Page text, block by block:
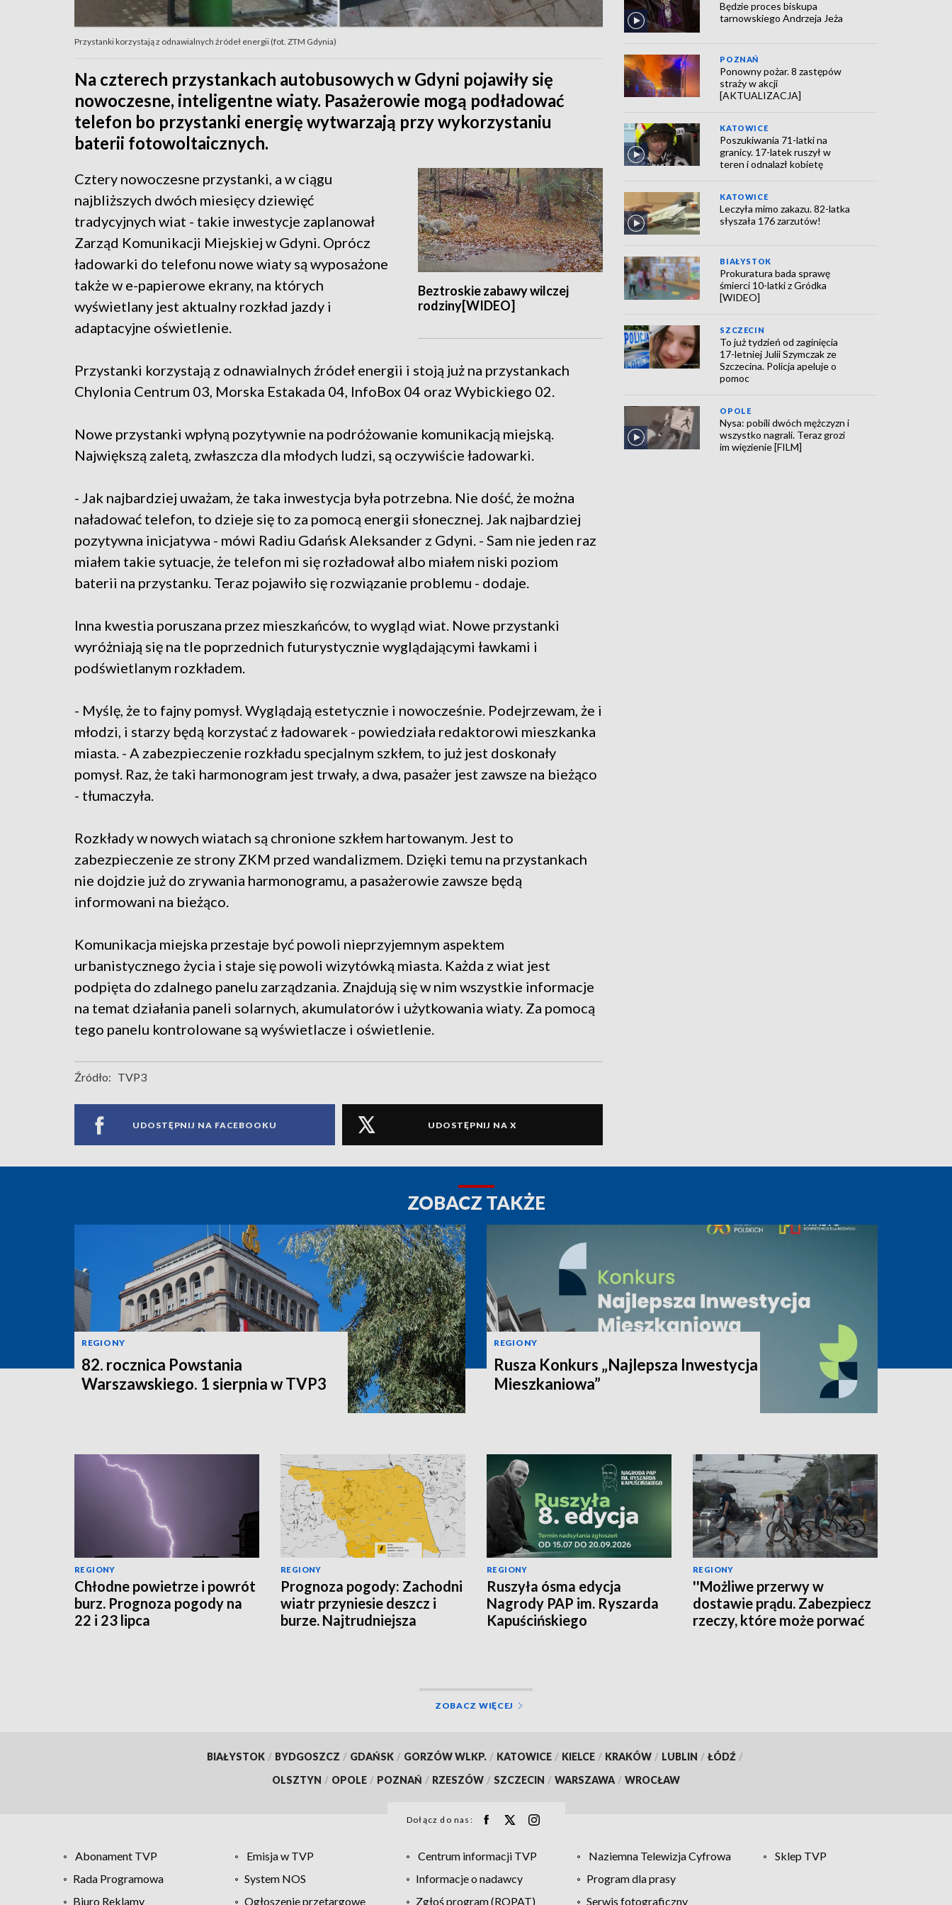
Przystanki korzystają z odnawialnych źródeł energii (fot. ZTM Gdynia)
Na czterech przystankach autobusowych w Gdyni pojawiły się
nowoczesne, inteligentne wiaty. Pasażerowie mogą podładować
telefon bo przystanki energię wytwarzają przy wykorzystaniu
baterii fotowoltaicznych.
Beztroskie zabawy wilczej
rodziny[WIDEO]
Cztery nowoczesne przystanki, a w ciągu
najbliższych dwóch miesięcy dziewięć
tradycyjnych wiat - takie inwestycje zaplanował
Zarząd Komunikacji Miejskiej w Gdyni. Oprócz
ładowarki do telefonu nowe wiaty są wyposażone
także w e-papierowe ekrany, na których
wyświetlany jest aktualny rozkład jazdy i
adaptacyjne oświetlenie.
Przystanki korzystają z odnawialnych źródeł energii i stoją już na przystankach
Chylonia Centrum 03, Morska Estakada 04, InfoBox 04 oraz Wybickiego 02.
Nowe przystanki wpłyną pozytywnie na podróżowanie komunikacją miejską.
Największą zaletą, zwłaszcza dla młodych ludzi, są oczywiście ładowarki.
- Jak najbardziej uważam, że taka inwestycja była potrzebna. Nie dość, że można
naładować telefon, to dzieje się to za pomocą energii słonecznej. Jak najbardziej
pozytywna inicjatywa - mówi Radiu Gdańsk Aleksander z Gdyni. - Sam nie jeden raz
miałem takie sytuacje, że telefon mi się rozładował albo miałem niski poziom
baterii na przystanku. Teraz pojawiło się rozwiązanie problemu - dodaje.
Inna kwestia poruszana przez mieszkańców, to wygląd wiat. Nowe przystanki
wyróżniają się na tle poprzednich futurystycznie wyglądającymi ławkami i
podświetlanym rozkładem.
- Myślę, że to fajny pomysł. Wyglądają estetycznie i nowocześnie. Podejrzewam, że i
młodzi, i starzy będą korzystać z ładowarek - powiedziała redaktorowi mieszkanka
miasta. - A zabezpieczenie rozkładu specjalnym szkłem, to już jest doskonały
pomysł. Raz, że taki harmonogram jest trwały, a dwa, pasażer jest zawsze na bieżąco
- tłumaczyła.
Rozkłady w nowych wiatach są chronione szkłem hartowanym. Jest to
zabezpieczenie ze strony ZKM przed wandalizmem. Dzięki temu na przystankach
nie dojdzie już do zrywania harmonogramu, a pasażerowie zawsze będą
informowani na bieżąco.
Komunikacja miejska przestaje być powoli nieprzyjemnym aspektem
urbanistycznego życia i staje się powoli wizytówką miasta. Każda z wiat jest
podpięta do zdalnego panelu zarządzania. Znajdują się w nim wszystkie informacje
na temat działania paneli solarnych, akumulatorów i użytkowania wiaty. Za pomocą
tego panelu kontrolowane są wyświetlacze i oświetlenie.
Źródło: TVP3
UDOSTĘPNIJ NA FACEBOOKU UDOSTĘPNIJ NA X
Będzie proces biskupa
tarnowskiego Andrzeja Jeża
POZNAŃ
Ponowny pożar. 8 zastępów
straży w akcji
[AKTUALIZACJA]
KATOWICE
Poszukiwania 71-latki na
granicy. 17-latek ruszył w
teren i odnalazł kobietę
KATOWICE
Leczyła mimo zakazu. 82-latka
słyszała 176 zarzutów!
BIAŁYSTOK
Prokuratura bada sprawę
śmierci 10-latki z Gródka
[WIDEO]
SZCZECIN
To już tydzień od zaginięcia
17-letniej Julii Szymczak ze
Szczecina. Policja apeluje o
pomoc
OPOLE
Nysa: pobili dwóch mężczyzn i
wszystko nagrali. Teraz grozi
im więzienie [FILM]
ZOBACZ TAKŻE
REGIONY
82. rocznica Powstania
Warszawskiego. 1 sierpnia w TVP3
REGIONY
Rusza Konkurs „Najlepsza Inwestycja
Mieszkaniowa”
REGIONY
Chłodne powietrze i powrót
burz. Prognoza pogody na
22 i 23 lipca
REGIONY
Prognoza pogody: Zachodni
wiatr przyniesie deszcz i
burze. Najtrudniejsza
REGIONY
Ruszyła ósma edycja
Nagrody PAP im. Ryszarda
Kapuścińskiego
REGIONY
''Możliwe przerwy w
dostawie prądu. Zabezpiecz
rzeczy, które może porwać
ZOBACZ WIĘCEJ
BIAŁYSTOK / BYDGOSZCZ / GDAŃSK / GORZÓW WLKP. / KATOWICE / KIELCE / KRAKÓW / LUBLIN / ŁÓDŹ /
OLSZTYN / OPOLE / POZNAŃ / RZESZÓW / SZCZECIN / WARSZAWA / WROCŁAW
Dołącz do nas:
Abonament TVP Emisja w TVP Centrum informacji TVP Naziemna Telewizja Cyfrowa
Sklep TVP
Rada Programowa
System NOS Informacje o nadawcy
Program dla prasy
Biuro Reklamy
Ogłoszenie przetargowe Zgłoś program (ROPAT) Serwis fotograficzny